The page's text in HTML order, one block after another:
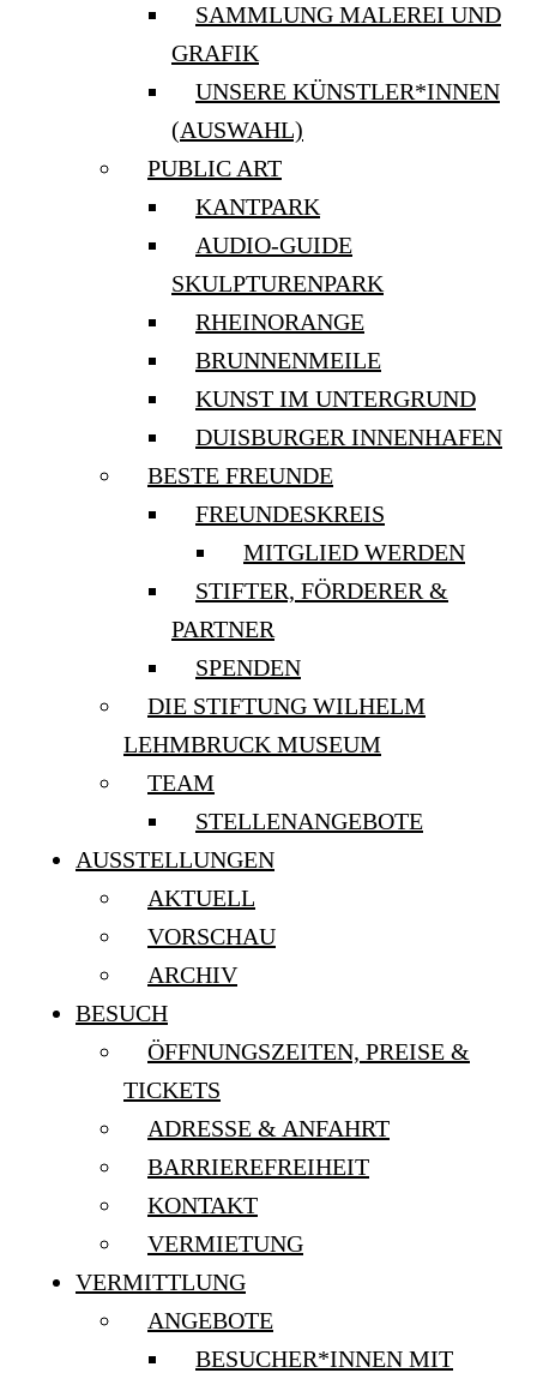
SAMMLUNG MALEREI UND
GRAFIK
UNSERE KÜNSTLER*INNEN
(AUSWAHL)
PUBLIC ART
KANTPARK
AUDIO-GUIDE
SKULPTURENPARK
RHEINORANGE
BRUNNENMEILE
KUNST IM UNTERGRUND
DUISBURGER INNENHAFEN
BESTE FREUNDE
FREUNDESKREIS
MITGLIED WERDEN
STIFTER, FÖRDERER &
PARTNER
SPENDEN
DIE STIFTUNG WILHELM
LEHMBRUCK MUSEUM
TEAM
STELLENANGEBOTE
AUSSTELLUNGEN
AKTUELL
VORSCHAU
ARCHIV
BESUCH
ÖFFNUNGSZEITEN, PREISE &
TICKETS
ADRESSE & ANFAHRT
BARRIEREFREIHEIT
KONTAKT
VERMIETUNG
VERMITTLUNG
ANGEBOTE
BESUCHER*INNEN MIT